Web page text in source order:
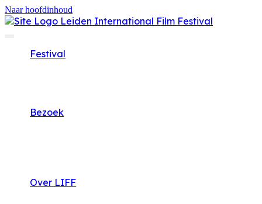
Naar hoofdinhoud
Festival
Bezoek
Over LIFF